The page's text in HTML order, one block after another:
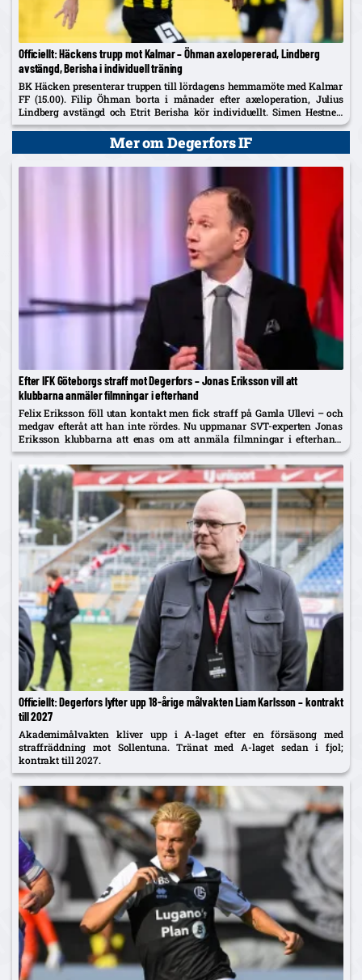
Officiellt: Häckens trupp mot Kalmar – Öhman axelopererad, Lindberg
avstängd, Berisha i individuell träning
BK Häcken presenterar truppen till lördagens hemmamöte med Kalmar
FF (15.00). Filip Öhman borta i månader efter axeloperation, Julius
Lindberg avstängd och Etrit Berisha kör individuellt. Simen Hestnes,
30, hyllas efter hemmadebuten mot AIK.
Mer om Degerfors IF
Efter IFK Göteborgs straff mot Degerfors – Jonas Eriksson vill att
klubbarna anmäler filmningar i efterhand
Felix Eriksson föll utan kontakt men fick straff på Gamla Ullevi – och
medgav efteråt att han inte rördes. Nu uppmanar SVT-experten Jonas
Eriksson klubbarna att enas om att anmäla filmningar i efterhand:
"Ingen vill se fusket."
Officiellt: Degerfors lyfter upp 18-årige målvakten Liam Karlsson – kontrakt
till 2027
Akademimålvakten kliver upp i A-laget efter en försäsong med
straffräddning mot Sollentuna. Tränat med A-laget sedan i fjol;
kontrakt till 2027.